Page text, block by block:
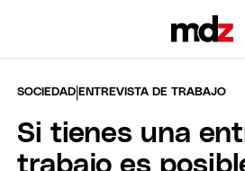
SOCIEDAD |ENTREVISTA DE TRABAJO
Si tienes una
trabajo es